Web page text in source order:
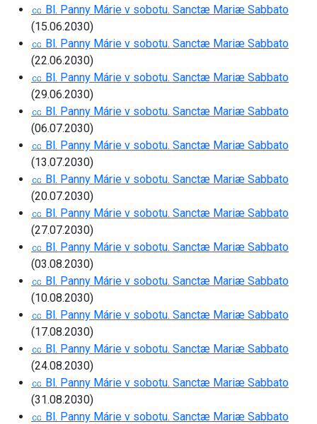
㏄ Bl. Panny Márie v sobotu. Sanctæ Mariæ Sabbato
(15.06.2030)
㏄ Bl. Panny Márie v sobotu. Sanctæ Mariæ Sabbato
(22.06.2030)
㏄ Bl. Panny Márie v sobotu. Sanctæ Mariæ Sabbato
(29.06.2030)
㏄ Bl. Panny Márie v sobotu. Sanctæ Mariæ Sabbato
(06.07.2030)
㏄ Bl. Panny Márie v sobotu. Sanctæ Mariæ Sabbato
(13.07.2030)
㏄ Bl. Panny Márie v sobotu. Sanctæ Mariæ Sabbato
(20.07.2030)
㏄ Bl. Panny Márie v sobotu. Sanctæ Mariæ Sabbato
(27.07.2030)
㏄ Bl. Panny Márie v sobotu. Sanctæ Mariæ Sabbato
(03.08.2030)
㏄ Bl. Panny Márie v sobotu. Sanctæ Mariæ Sabbato
(10.08.2030)
㏄ Bl. Panny Márie v sobotu. Sanctæ Mariæ Sabbato
(17.08.2030)
㏄ Bl. Panny Márie v sobotu. Sanctæ Mariæ Sabbato
(24.08.2030)
㏄ Bl. Panny Márie v sobotu. Sanctæ Mariæ Sabbato
(31.08.2030)
㏄ Bl. Panny Márie v sobotu. Sanctæ Mariæ Sabbato